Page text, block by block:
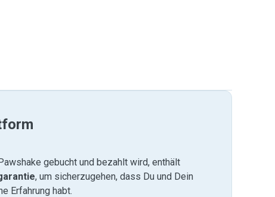
gebucht und bezahlt wird, enthält
, um sicherzugehen, dass Du und Dein
Erfahrung habt.